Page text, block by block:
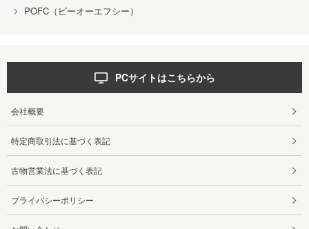
POFC（ピーオーエフシー）
PCサイトはこちらから
会社概要
特定商取引法に基づく表記
古物営業法に基づく表記
プライバシーポリシー